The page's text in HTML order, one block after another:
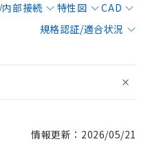
部接続 特性図
CAD
規格認証/適合状況
情報更新：2026/05/21